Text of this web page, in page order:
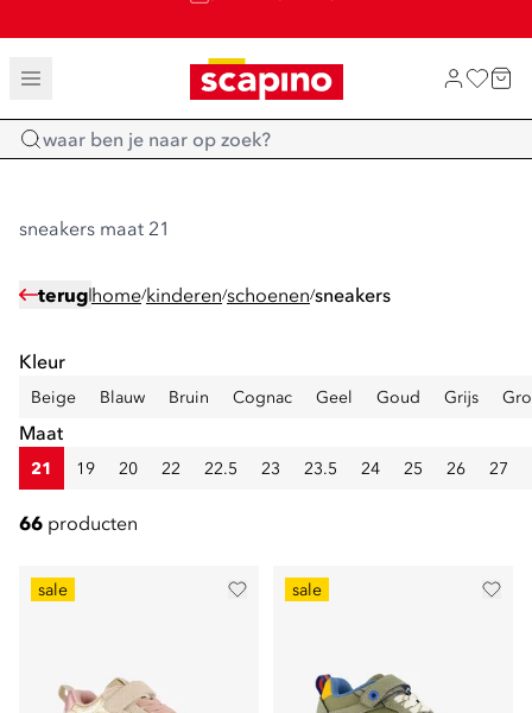
TOT 70% KORTING OP SALE
SHOP NIEUW
Home
sneakers maat 21
terug home/kinderen/schoenen/sneakers
Kleur
Beige Blauw Bruin Cognac Geel Goud Grijs
Maat
21 19 20 22 22.5 23 23.5 24 25 26 27
66 producten
sale sale